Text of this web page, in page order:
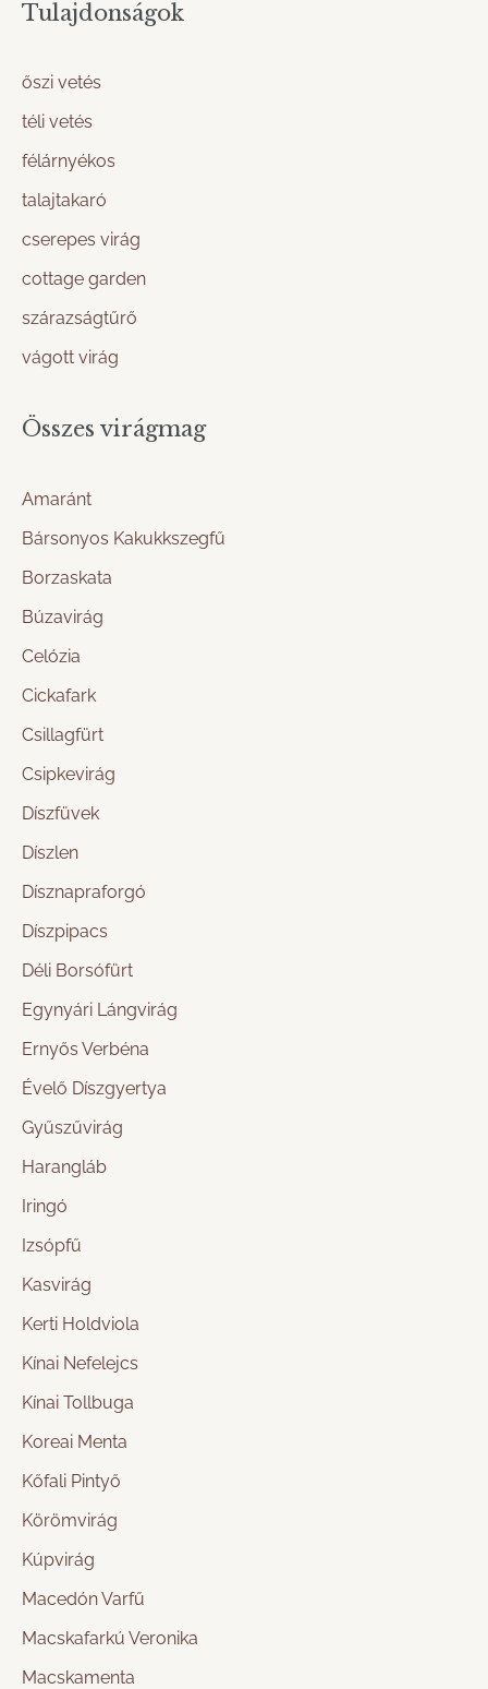
Tulajdonságok
őszi vetés
téli vetés
félárnyékos
talajtakaró
cserepes virág
cottage garden
szárazságtűrő
vágott virág
Összes virágmag
Amaránt
Bársonyos Kakukkszegfű
Borzaskata
Búzavirág
Celózia
Cickafark
Csillagfürt
Csipkevirág
Díszfüvek
Díszlen
Dísznapraforgó
Díszpipacs
Déli Borsófürt
Egynyári Lángvirág
Ernyős Verbéna
Évelő Díszgyertya
Gyűszűvirág
Harangláb
Iringó
Izsópfű
Kasvirág
Kerti Holdviola
Kínai Nefelejcs
Kínai Tollbuga
Koreai Menta
Kőfali Pintyő
Körömvirág
Kúpvirág
Macedón Varfű
Macskafarkú Veronika
Macskamenta